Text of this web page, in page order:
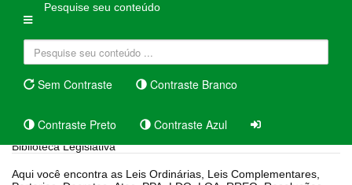
Pesquise seu conteúdo
Sem Contraste Contraste Branco
Contraste Preto Contraste Azul
Biblioteca Legislativa
Aqui você encontra as Leis Ordinárias, Leis Complementares,